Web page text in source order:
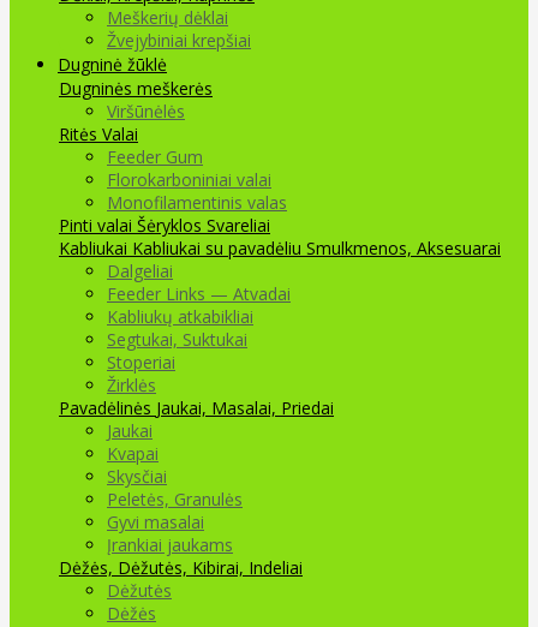
Meškerių dėklai
Žvejybiniai krepšiai
Dugninė žūklė
Dugninės meškerės
Viršūnėlės
Ritės Valai
Feeder Gum
Florokarboniniai valai
Monofilamentinis valas
Pinti valai Šėryklos Svareliai
Kabliukai Kabliukai su pavadėliu Smulkmenos, Aksesuarai
Dalgeliai
Feeder Links — Atvadai
Kabliukų atkabikliai
Segtukai, Suktukai
Stoperiai
Žirklės
Pavadėlinės Jaukai, Masalai, Priedai
Jaukai
Kvapai
Skysčiai
Peletės, Granulės
Gyvi masalai
Įrankiai jaukams
Dėžės, Dėžutės, Kibirai, Indeliai
Dėžutės
Dėžės